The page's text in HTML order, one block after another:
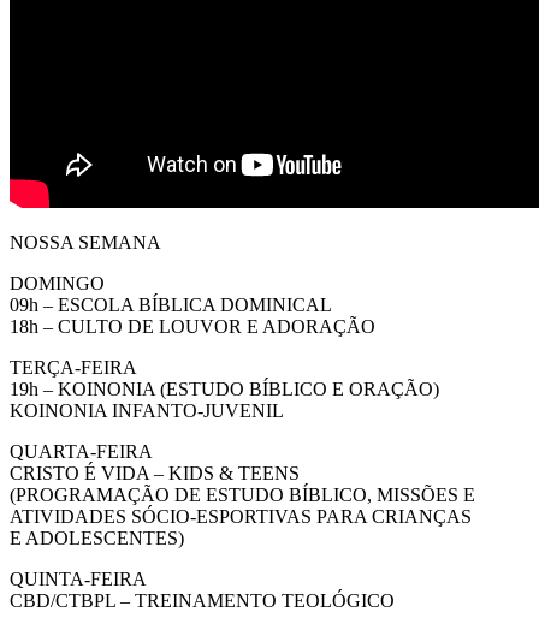
NOSSA SEMANA
DOMINGO
09h – ESCOLA BÍBLICA DOMINICAL
18h – CULTO DE LOUVOR E ADORAÇÃO
TERÇA-FEIRA
19h – KOINONIA (ESTUDO BÍBLICO E ORAÇÃO)
KOINONIA INFANTO-JUVENIL
QUARTA-FEIRA
CRISTO É VIDA – KIDS & TEENS
(PROGRAMAÇÃO DE ESTUDO BÍBLICO, MISSÕES E
ATIVIDADES SÓCIO-ESPORTIVAS PARA CRIANÇAS
E ADOLESCENTES)
QUINTA-FEIRA
CBD/CTBPL – TREINAMENTO TEOLÓGICO